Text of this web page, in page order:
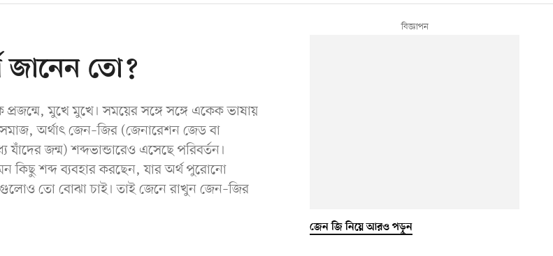
তো?
প্রজন্মে, মুখে মুখে। সময়ের সঙ্গে সঙ্গে একেক ভাষায়
অর্থাৎজেন–জির (জেনারেশন জেড বা
জন্ম) শব্দভান্ডারেও এসেছে পরিবর্তন।
কিছু শব্দ ব্যবহার করছেন, যার অর্থ পুরোনো
তো বোঝা চাই। তাই জেনে রাখুন জেন–জির
জেন জি নিয়ে আরও পড়ুন